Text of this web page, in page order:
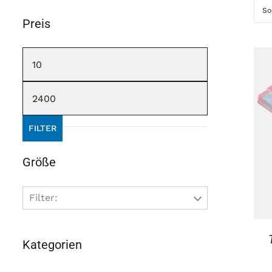
Preis
Preis
FILTER
Größe
Filter:
90 x 190 cm
Kategorien